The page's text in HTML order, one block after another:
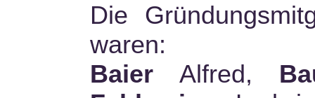
Die
waren:
Baier Alfred,